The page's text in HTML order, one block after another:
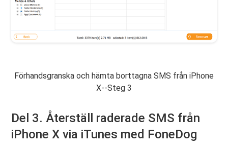
Förhandsgranska och hämta borttagna SMS från iPhone
X--Steg 3
Del 3. Återställ raderade SMS från
iPhone X via iTunes med FoneDog